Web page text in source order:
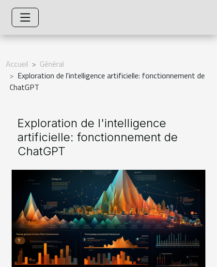
Accueil
Général
Exploration de l'intelligence artificielle: fonctionnement de
ChatGPT
Exploration de l'intelligence
artificielle: fonctionnement de
ChatGPT